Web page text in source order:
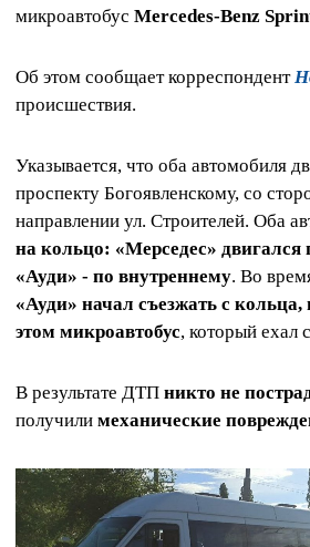
микроавтобус Mercedes‑Benz
Об этом сообщает корреспондент
происшествия.
Указывается, что оба автомобиля
проспекту Богоявленскому, со
направлении ул. Строителей. Оба
на кольцо: «Мерседес» двигался
«Ауди» - по внутреннему. Во
«Ауди» начал съезжать с кольца,
этом микроавтобус, который ехал
В результате ДТП никто не
получили механические